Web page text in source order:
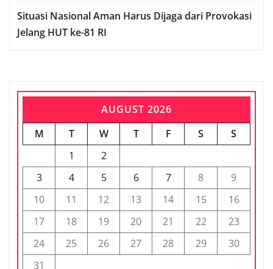
Situasi Nasional Aman Harus Dijaga dari Provokasi
Jelang HUT ke-81 RI
AUGUST 2026
M
T W T F S
S
1
2
3
4 5 6 7 8
9
10
11 12 13 14 15
16
17
18 19 20 21 22
23
24
25 26 27 28 29
30
31